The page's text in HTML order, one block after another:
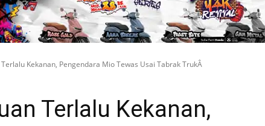
Kekanan, Pengendara Mio Tewas Usai Tabrak TrukÂ
Terlalu Kekanan,